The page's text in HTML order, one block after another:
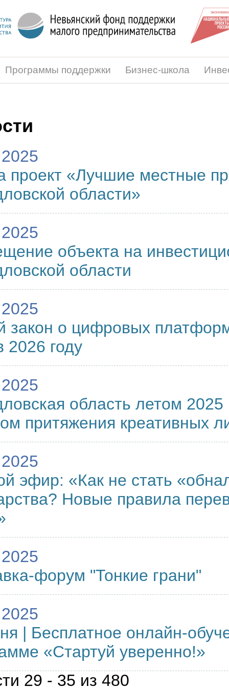
Программы поддержки Бизнес-школа
проект «Лучшие местные
области»
объекта на
области
закон о цифровых
2026 году
область летом 2025
притяжения креативных
эфир: «Как не стать
Новые правила
форум "Тонкие грани"
| Бесплатное онлайн-
«Стартуй уверенно!»
29 - 35 из 480